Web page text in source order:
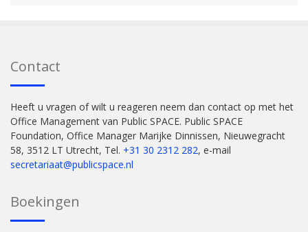
Contact
Heeft u vragen of wilt u reageren neem dan contact op met het
Office Management van Public SPACE. Public SPACE
Foundation, Office Manager Marijke Dinnissen, Nieuwegracht
58, 3512 LT Utrecht, Tel. +31 30 2312 282, e-mail
secretariaat@publicspace.nl
Boekingen